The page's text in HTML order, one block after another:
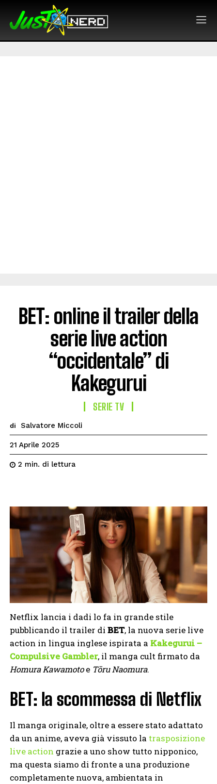
BET: online il trailer della
serie live action
“occidentale” di
Kakegurui
SERIE TV
di Salvatore Miccoli
21 Aprile 2025
2 min. di lettura
Netflix lancia i dadi lo fa in grande stile
pubblicando il trailer di BET, la nuova serie live
action in lingua inglese ispirata a Kakegurui –
Compulsive Gambler, il manga cult firmato da
Homura Kawamotoe Tōru Naomura.
BET: la scommessa di Netflix
Il manga originale, oltre a essere stato adattato
da un anime, aveva già vissuto la trasposizione
live action grazie a uno show tutto nipponico,
ma questa siamo di fronte a una produzione
completamente nuova, ambientata in